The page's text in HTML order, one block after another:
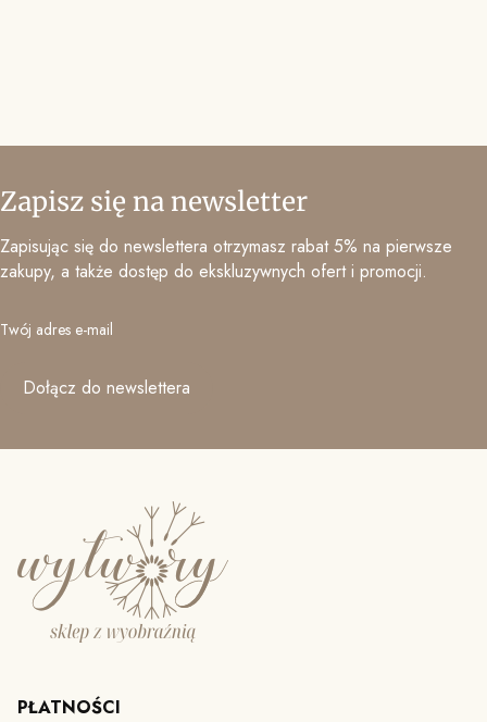
Zapisz się na newsletter
Zapisując się do newslettera otrzymasz rabat 5% na pierwsze
zakupy, a także dostęp do ekskluzywnych ofert i promocji.
Twój adres e-mail
Dołącz do newslettera
PŁATNOŚCI